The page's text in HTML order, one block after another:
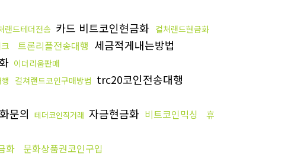
랜드테더전송 카드 비트코인현금화 컬쳐랜드현금화
트론리플전송대행 세금적게내는방법
이더리움판매
컬쳐랜드코인구매방법 trc20코인전송대행
문의 테더코인직거래 자금현금화 비트코인믹싱
휴
화
문화상품권코인구입